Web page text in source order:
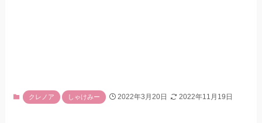
クレノア しゃけみー 2022年3月20日 2022年11月19日